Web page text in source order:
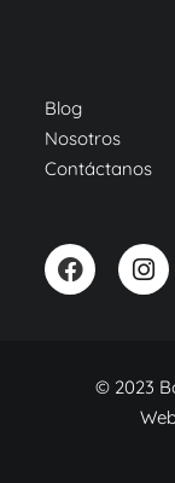
Blog
Nosotros
Contáctanos
© 2023